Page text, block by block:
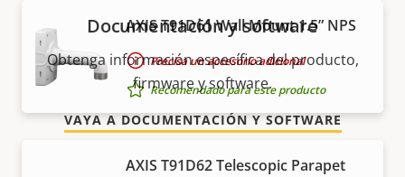
AXIS T91D61 Wall Mount 1.5” NPS
Precisa un accesorio adicional
Recomendado para este producto
AXIS T91D62 Telescopic Parapet
Documentación y software
Obtenga información específica del producto,
firmware y software.
VAYA A DOCUMENTACIÓN Y SOFTWARE